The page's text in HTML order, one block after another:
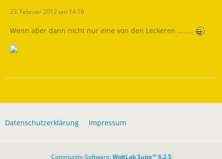
23. Februar 2012 um 14:16
Wenn aber dann nicht nur eine von den Leckeren ........
Datenschutzerklärung Impressum
Community-Software:WoltLab Suite™ 6.2.5